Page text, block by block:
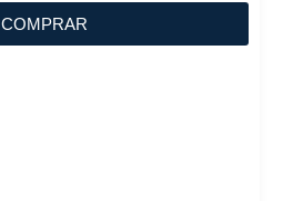
COMPRAR